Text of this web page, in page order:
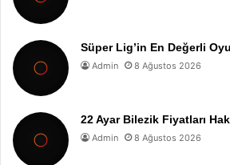
Süper Lig’in En Değerli
Admin 8 Ağustos 2026
22 Ayar Bilezik Fiyatları
Admin 8 Ağustos 2026